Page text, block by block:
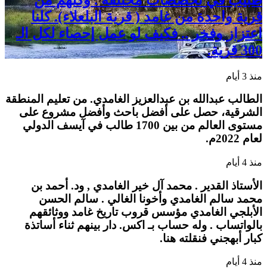
قرية واحدة من غامد ( قرية البلعلاء). كلنا
اعتزاز وفخر .. فكيف لو عمل إحصاء لكل الـ
300 قرية.
منذ 3 أيام
الطالب عبدالله بن عبدالعزيز الغامدي. من تعليم المنطقة
الشرقية، حصل على أفضل باحث وأفضل مشروع على
مستوى العالم من بين 1700 طالب في آيسف الدولي
لعام 2022م.
منذ 4 أيام
الأستاذ القدير . محمد آل خير الغامدي , ود. أحمد بن
محمد سالم الغامدي وأخونا الغالي . سالم الحسن
الأبلجي الغامدي مؤسس قروب تاريخ غامد ووثائقهم
بالواتساب . وله حساب بـ اكس. دار بينهم ثناء أساتذة
كبار أبهجني فنقلته هنا.
منذ 4 أيام